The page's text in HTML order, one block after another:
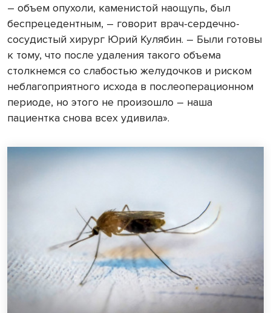
– объем опухоли, каменистой наощупь, был
беспрецедентным, – говорит врач-сердечно-
сосудистый хирург Юрий Кулябин. – Были готовы
к тому, что после удаления такого объема
столкнемся со слабостью желудочков и риском
неблагоприятного исхода в послеоперационном
периоде, но этого не произошло – наша
пациентка снова всех удивила».